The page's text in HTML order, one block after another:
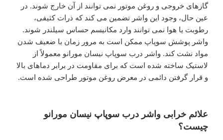
گازهای خروجی و روغن موتور نمی توانند از آن خارج شوند. در
عین حال، وجود این واشر تضمین می کند که ذرات کثیفی،
رطوبت یا هوا نمی توانند وارد مکانیسم حساس سیلندر شوند.
واشر پوشش سوپاپ ممکن است به مرور زمان با ضعیف شدن
مواد نشت کند. واشر درب سوپاپ نیسان مورانو معمولاً از
لاستیک ساخته شده است که برای مقاومت در برابر دما‌های بالا
و قرار گرفتن دائمی در معرض روغن موتور طراحی شده است.
علائم خرابی واشر درب سوپاپ نیسان مورانو
چیست؟